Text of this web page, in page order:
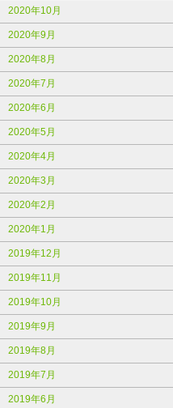
2020年10月
2020年9月
2020年8月
2020年7月
2020年6月
2020年5月
2020年4月
2020年3月
2020年2月
2020年1月
2019年12月
2019年11月
2019年10月
2019年9月
2019年8月
2019年7月
2019年6月